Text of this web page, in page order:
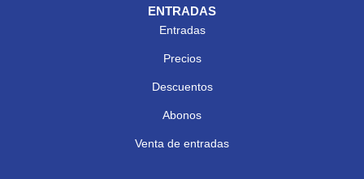
ENTRADAS
Entradas
Precios
Descuentos
Abonos
Venta de entradas